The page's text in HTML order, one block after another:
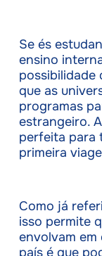
Se és
ensino
possibilidade
que as
programas
estrangeiro.
perfeita para
primeira
Como já
isso permite
envolvam em
país é que